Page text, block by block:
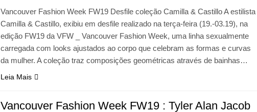
Vancouver Fashion Week FW19 Desfile coleção Camilla & Castillo A estilista
Camilla & Castillo, exibiu em desfile realizado na terça-feira (19.-03.19), na
edição FW19 da VFW _ Vancouver Fashion Week, uma linha sexualmente
carregada com looks ajustados ao corpo que celebram as formas e curvas
da mulher. A coleção traz composições geométricas através de bainhas…
Leia Mais
Vancouver Fashion Week FW19 : Tyler Alan Jacob